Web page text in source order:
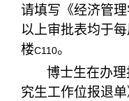
请填写《经济管理
以上审批表均于
楼C110。
博士生在办
究生工作位报退